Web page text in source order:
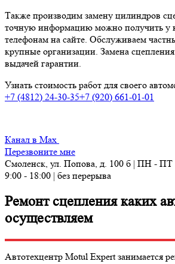
Также производим замену цилиндров
точную информацию можно получить у
телефонам на сайте. Обслуживаем
крупные организации. Замена
выдачей гарантии.
Узнать стоимость работ для своего
+7 (4812) 24-30-35+7 (920) 661-01-01
Канал в Max
Перезвоните мне
Смоленск, ул. Попова, д. 100 б | ПН -
9:00 - 18:00 | без перерыва
Ремонт сцепления каких
осуществляем
Автотехцентр Motul Expert занимается